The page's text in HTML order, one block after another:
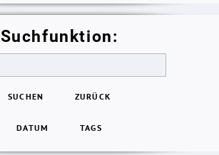
Suchfunktion:
SUCHEN ZURÜCK
DATUM TAGS